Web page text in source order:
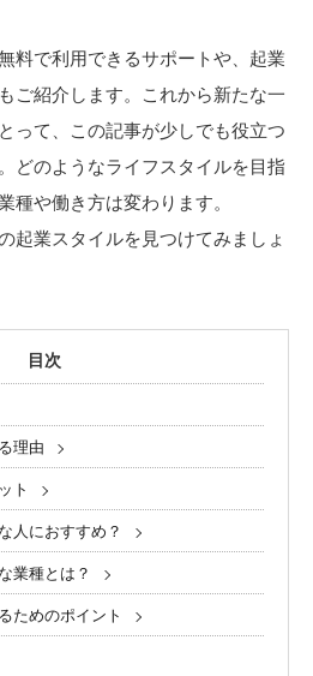
料で利用できるサポートや、起業
ご紹介します。これから新たな一
って、この記事が少しでも役立つ
どのようなライフスタイルを目指
種や働き方は変わります。
起業スタイルを見つけてみましょ
目次
理由
ト
人におすすめ？
業種とは？
ためのポイント